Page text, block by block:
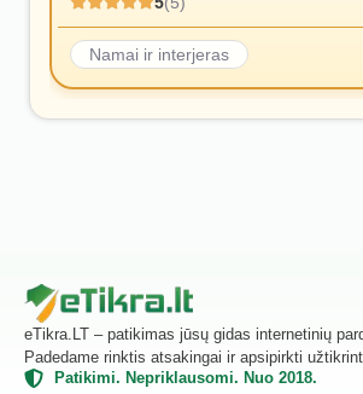
Namai ir interjeras
eTikra.LT – patikimas jūsų gidas internetinių
Padedame rinktis atsakingai ir apsipirkti
Patikimi. Nepriklausomi. Nuo 2018.